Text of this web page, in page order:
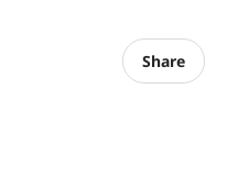
Share